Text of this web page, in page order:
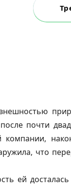
почти
что
ей